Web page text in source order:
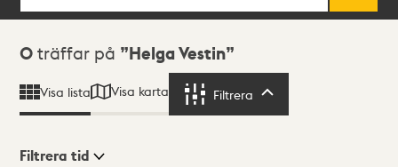
Sökresultat
0 träffar på Helga Vestin
Visa lista Visa karta Filtrera
Filtrera tid